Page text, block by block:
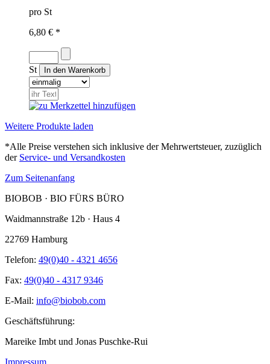
pro St
6,80 € *
St
Weitere Produkte laden
*Alle Preise verstehen sich inklusive der Mehrwertsteuer, zuzüglich
der Service- und Versandkosten
Zum Seitenanfang
BIOBOB · BIO FÜRS BÜRO
Waidmannstraße 12b · Haus 4
22769 Hamburg
Telefon: 49(0)40 - 4321 4656
Fax: 49(0)40 - 4317 9346
E-Mail: info@biobob.com
Geschäftsführung:
Mareike Imbt und Jonas Puschke-Rui